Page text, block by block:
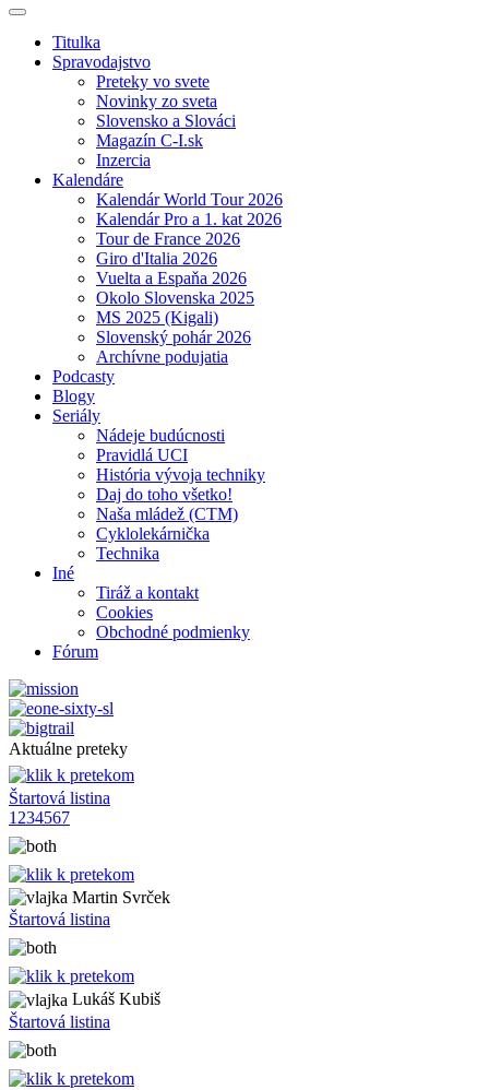
Titulka
Spravodajstvo
Preteky vo svete
Novinky zo sveta
Slovensko a Slováci
Magazín C-I.sk
Inzercia
Kalendáre
Kalendár World Tour 2026
Kalendár Pro a 1. kat 2026
Tour de France 2026
Giro d'Italia 2026
Vuelta a Espaňa 2026
Okolo Slovenska 2025
MS 2025 (Kigali)
Slovenský pohár 2026
Archívne podujatia
Podcasty
Blogy
Seriály
Nádeje budúcnosti
Pravidlá UCI
História vývoja techniky
Daj do toho všetko!
Naša mládež (CTM)
Cyklolekárnička
Technika
Iné
Tiráž a kontakt
Cookies
Obchodné podmienky
Fórum
Aktuálne preteky
Štartová listina
1 234567
Martin Svrček
Štartová listina
Lukáš Kubiš
Štartová listina